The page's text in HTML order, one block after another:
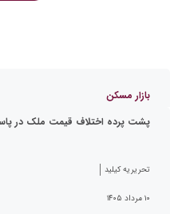
بازار مسکن
پشت پرده اختلاف قیمت ملک در
تحریریه کیلید
۱۰ مرداد ۱۴۰۵